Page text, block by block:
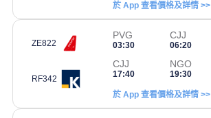
於 App 查看價格及詳情 >>
ZE822
PVG
03:30
CJJ
06:20
RF342
CJJ
17:40
NGO
19:30
於 App 查看價格及詳情 >>